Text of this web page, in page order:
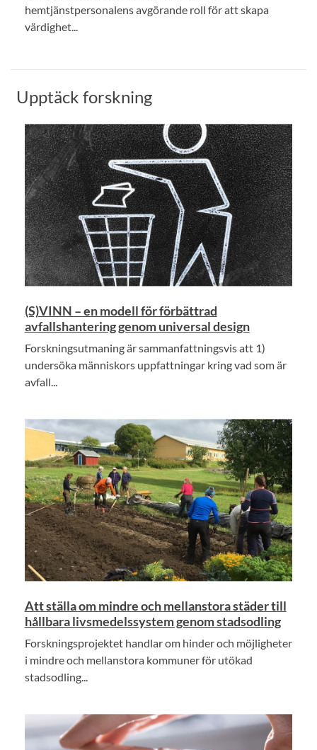
hemtjänstpersonalens avgörande roll för att skapa
värdighet...
Upptäck forskning
(S)VINN – en modell för förbättrad
avfallshantering genom universal design
Forskningsutmaning är sammanfattningsvis att 1)
undersöka människors uppfattningar kring vad som är
avfall...
Att ställa om mindre och mellanstora städer till
hållbara livsmedelssystem genom stadsodling
Forskningsprojektet handlar om hinder och möjligheter
i mindre och mellanstora kommuner för utökad
stadsodling...